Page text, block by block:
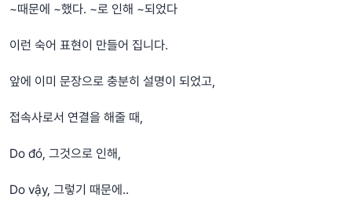
~때문에 ~했다. ~로 인해 ~되었다
이런 숙어 표현이 만들어 집니다.
앞에 이미 문장으로 충분히 설명이 되었고,
접속사로서 연결을 해줄 때,
Do đó, 그것으로 인해,
Do vậy, 그렇기 때문에..